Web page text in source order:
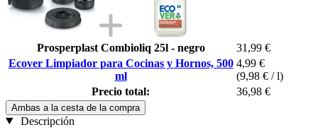
Prosperplast Combioliq 25l - negro
31,99 €
Ecover Limpiador para Cocinas y Hornos, 500
ml
4,99 €
(9,98 € / l)
Precio total:
36,98 €
Ambas a la cesta de la compra
Descripción